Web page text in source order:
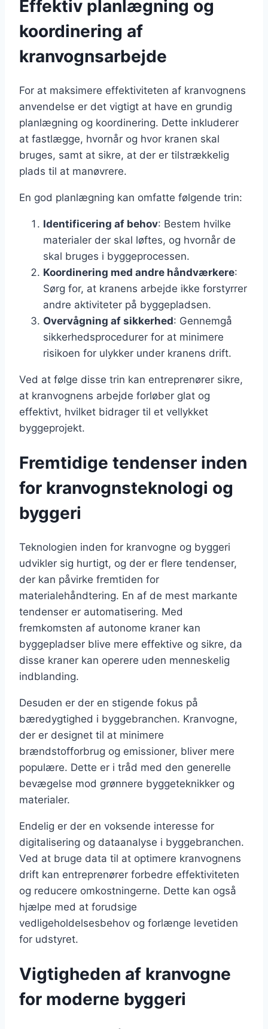
Effektiv planlægning og
koordinering af
kranvognsarbejde
For at maksimere effektiviteten af kranvognens
anvendelse er det vigtigt at have en grundig
planlægning og koordinering. Dette inkluderer
at fastlægge, hvornår og hvor kranen skal
bruges, samt at sikre, at der er tilstrækkelig
plads til at manøvrere.
En god planlægning kan omfatte følgende trin:
Identificering af behov: Bestem hvilke
materialer der skal løftes, og hvornår de
skal bruges i byggeprocessen.
Koordinering med andre håndværkere:
Sørg for, at kranens arbejde ikke forstyrrer
andre aktiviteter på byggepladsen.
Overvågning af sikkerhed: Gennemgå
sikkerhedsprocedurer for at minimere
risikoen for ulykker under kranens drift.
Ved at følge disse trin kan entreprenører sikre,
at kranvognens arbejde forløber glat og
effektivt, hvilket bidrager til et vellykket
byggeprojekt.
Fremtidige tendenser inden
for kranvognsteknologi og
byggeri
Teknologien inden for kranvogne og byggeri
udvikler sig hurtigt, og der er flere tendenser,
der kan påvirke fremtiden for
materialehåndtering. En af de mest markante
tendenser er automatisering. Med
fremkomsten af autonome kraner kan
byggepladser blive mere effektive og sikre, da
disse kraner kan operere uden menneskelig
indblanding.
Desuden er der en stigende fokus på
bæredygtighed i byggebranchen. Kranvogne,
der er designet til at minimere
brændstofforbrug og emissioner, bliver mere
populære. Dette er i tråd med den generelle
bevægelse mod grønnere byggeteknikker og
materialer.
Endelig er der en voksende interesse for
digitalisering og dataanalyse i byggebranchen.
Ved at bruge data til at optimere kranvognens
drift kan entreprenører forbedre effektiviteten
og reducere omkostningerne. Dette kan også
hjælpe med at forudsige
vedligeholdelsesbehov og forlænge levetiden
for udstyret.
Vigtigheden af kranvogne
for moderne byggeri